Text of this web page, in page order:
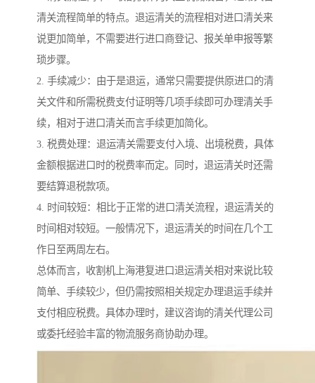
清关流程简单的特点。退运清关的流程相对进口清关来
说更加简单，不需要进行进口商登记、报关单申报等繁
琐步骤。
2. 手续减少：由于是退运，通常只需要提供原进口的清
关文件和所需税费支付证明等几项手续即可办理清关手
续，相对于进口清关而言手续更加简化。
3. 税费处理：退运清关需要支付入境、出境税费，具体
金额根据进口时的税费率而定。同时，退运清关时还需
要结算退税款项。
4. 时间较短：相比于正常的进口清关流程，退运清关的
时间相对较短。一般情况下，退运清关的时间在几个工
作日至两周左右。
总体而言，收割机上海港复进口退运清关相对来说比较
简单、手续较少，但仍需按照相关规定办理退运手续并
支付相应税费。具体办理时，建议咨询的清关代理公司
或委托经验丰富的物流服务商协助办理。